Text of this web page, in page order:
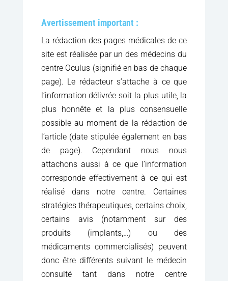
Avertissement important :
La rédaction des pages médicales de ce
site est réalisée par un des médecins du
centre Oculus (signifié en bas de chaque
page). Le rédacteur s’attache à ce que
l’information délivrée soit la plus utile, la
plus honnête et la plus consensuelle
possible au moment de la rédaction de
l’article (date stipulée également en bas
de page). Cependant nous nous
attachons aussi à ce que l’information
corresponde effectivement à ce qui est
réalisé dans notre centre. Certaines
stratégies thérapeutiques, certains choix,
certains avis (notamment sur des
produits (implants,…) ou des
médicaments commercialisés) peuvent
donc être différents suivant le médecin
consulté tant dans notre centre